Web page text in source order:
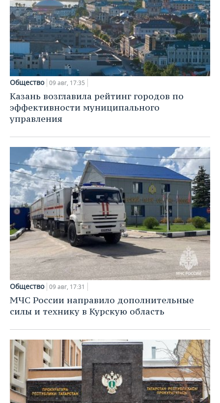
Общество 09 авг, 17:35
Казань возглавила рейтинг городов по
эффективности муниципального
управления
Общество 09 авг, 17:31
МЧС России направило дополнительные
силы и технику в Курскую область